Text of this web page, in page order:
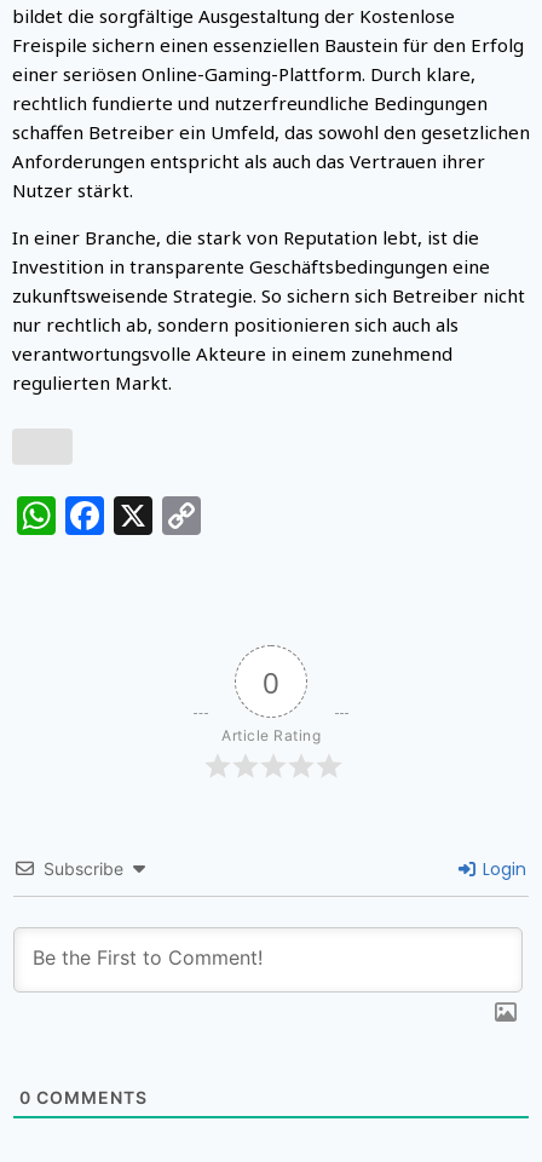
bildet die sorgfältige Ausgestaltung der Kostenlose
Freispile sichern einen essenziellen Baustein für den Erfolg
einer seriösen Online-Gaming-Plattform. Durch klare,
rechtlich fundierte und nutzerfreundliche Bedingungen
schaffen Betreiber ein Umfeld, das sowohl den gesetzlichen
Anforderungen entspricht als auch das Vertrauen ihrer
Nutzer stärkt.
In einer Branche, die stark von Reputation lebt, ist die
Investition in transparente Geschäftsbedingungen eine
zukunftsweisende Strategie. So sichern sich Betreiber nicht
nur rechtlich ab, sondern positionieren sich auch als
verantwortungsvolle Akteure in einem zunehmend
regulierten Markt.
WhatsApp
Facebook
X
0
Article Rating
Subscribe Login
0 COMMENTS